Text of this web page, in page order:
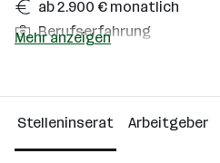
ab 2.900 € monatlich
Berufserfahrung
Über das Unternehmen
101 - 500 Mitarbeiter*innen
Mehr anzeigen
Stelleninserat Arbeitgeber